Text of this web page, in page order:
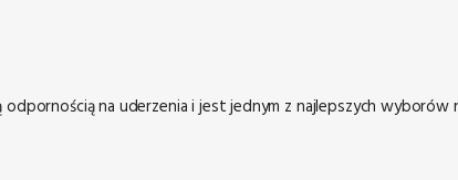
na uderzenia i jest jednym z najlepszych wyborów